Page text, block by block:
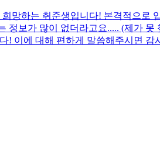
망하는 취준생입니다! 본격적으로
정보가 많이 없더라고요..... (제가
! 이에 대해 편하게 말씀해주시면 감